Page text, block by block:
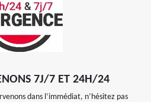
7J/7 ET 24H/24
dans l’immédiat, n’hésitez pas